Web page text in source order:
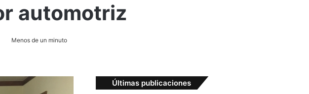
automotriz
Menos de un minuto
Últimas publicaciones